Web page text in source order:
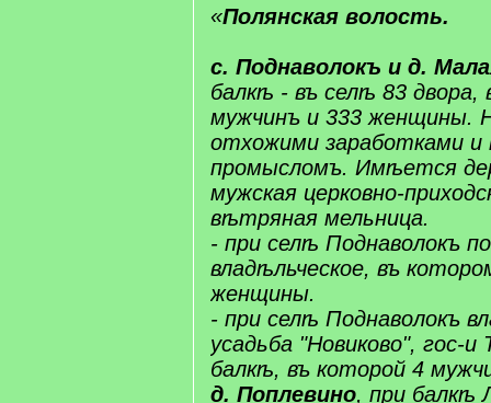
«​​Полянская​ волость.
​с.​ Поднаволокъ и д.
балкѣ - въ селѣ 83 двора,
мужчинъ и 333 женщины.
отхожими заработками и
промысломъ. Имѣется
мужская церковно-
вѣтряная мельница.
- при селѣ Поднаволокъ
владѣльческое, въ
женщины.
- при селѣ Поднаволокъ
усадьба "​​Новиково​", гос-и
балкѣ, въ которой 4
​д.​ ​​Поплевино​, при балкѣ